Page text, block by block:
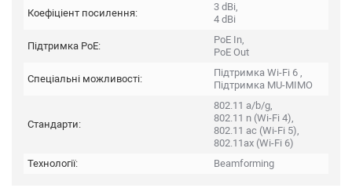
Коефіціент посилення:
3 dBi,
4 dBi
Підтримка PoE:
PoE In,
PoE Out
Спеціальні можливості:
Підтримка Wi-Fi 6 ,
Підтримка MU-MIMO
Стандарти:
802.11 a/b/g,
802.11 n (Wi-Fi 4),
802.11 ac (Wi-Fi 5),
802.11ax (Wi-Fi 6)
Технології:
Beamforming